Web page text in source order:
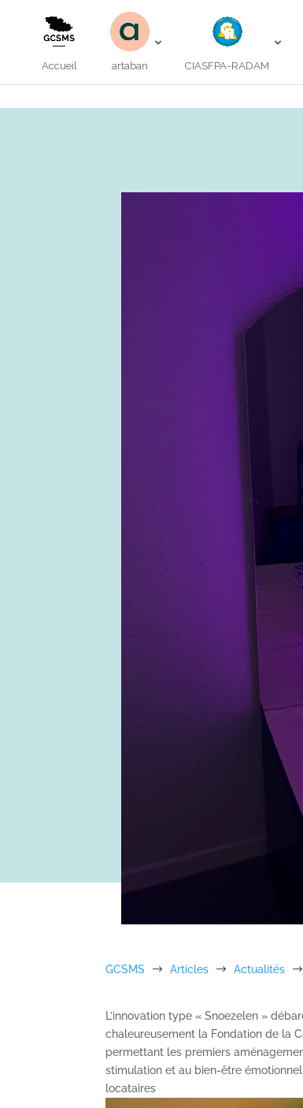
Accueil artaban CIASFPA-RADAM
GCSMS $ Articles $ Actualités $
L’innovation type « Snoezelen »
chaleureusement la Fondation de la
permettant les premiers
stimulation et au bien-être
locataires